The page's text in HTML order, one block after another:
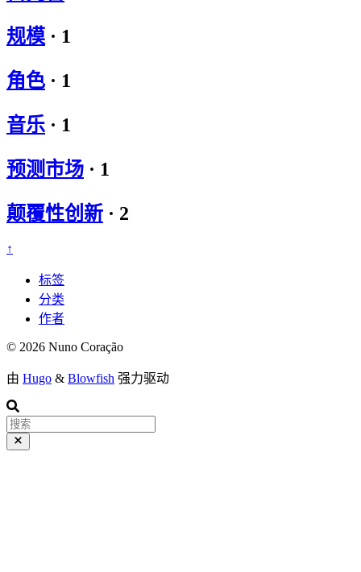
规模 · 1
角色 · 1
音乐 · 1
预测市场 · 1
颠覆性创新 · 2
↑
标签
分类
作者
© 2026 Nuno Coração
由 Hugo & Blowfish 强力驱动